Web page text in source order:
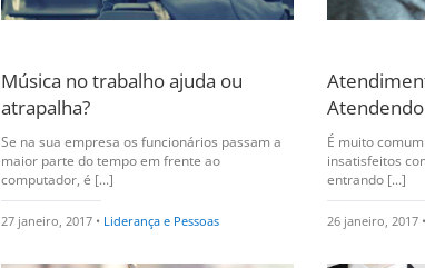
Música no trabalho ajuda ou
atrapalha?
Se na sua empresa os funcionários passam a
maior parte do tempo em frente ao
computador, é [...]
27 janeiro, 2017 • Liderança e Pessoas
É muito
insatisfeitos
entrando [...]
26 janeiro, 2017 •